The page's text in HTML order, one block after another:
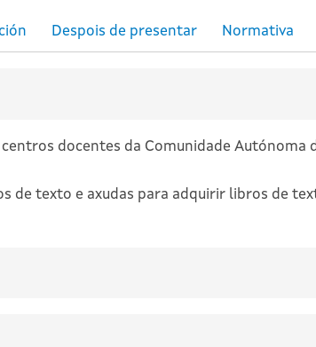
Despois de presentar
docentes da Comunidade Autónoma
de texto e axudas para adquirir libros de